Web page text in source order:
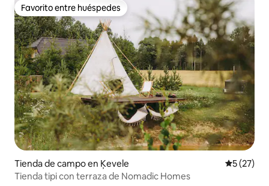
Favorito entre huéspedes
Favorito entre huéspedes
Tienda de campo en Ķevele
5 (27)
Tienda tipi con terraza de Nomadic Homes